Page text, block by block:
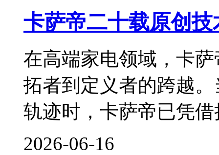
卡萨帝二十载原创
在高端家电领域，卡
拓者到定义者的跨越
轨迹时，卡萨帝已凭
2026-06-16